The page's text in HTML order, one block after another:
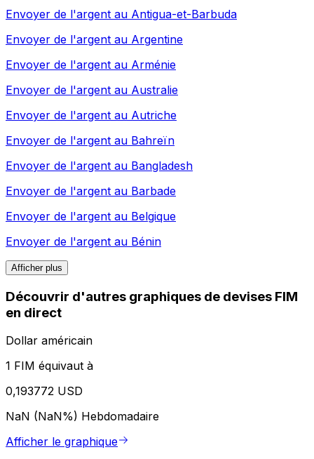
Envoyer de l'argent au Antigua-et-Barbuda
Envoyer de l'argent au Argentine
Envoyer de l'argent au Arménie
Envoyer de l'argent au Australie
Envoyer de l'argent au Autriche
Envoyer de l'argent au Bahreïn
Envoyer de l'argent au Bangladesh
Envoyer de l'argent au Barbade
Envoyer de l'argent au Belgique
Envoyer de l'argent au Bénin
Afficher plus
Découvrir d'autres graphiques de devises FIM
en direct
Dollar américain
1 FIM équivaut à
0,193772 USD
NaN (NaN%) Hebdomadaire
Afficher le graphique